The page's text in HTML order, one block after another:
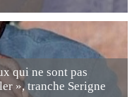
qui ne sont pas
», tranche Serigne